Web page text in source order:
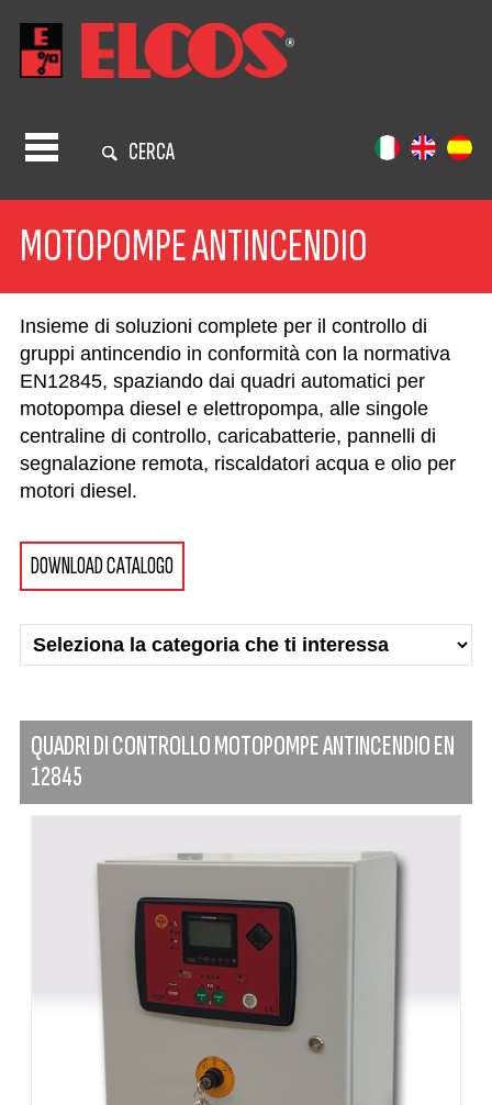
CERCA
MOTOPOMPE ANTINCENDIO
Insieme di soluzioni complete per il controllo di
gruppi antincendio in conformità con la normativa
EN12845, spaziando dai quadri automatici per
motopompa diesel e elettropompa, alle singole
centraline di controllo, caricabatterie, pannelli di
segnalazione remota, riscaldatori acqua e olio per
motori diesel.
DOWNLOAD CATALOGO
QUADRI DI CONTROLLO MOTOPOMPE ANTINCENDIO EN
12845